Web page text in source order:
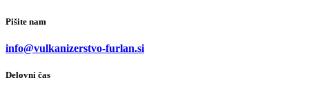
Pišite nam
info@vulkanizerstvo-furlan.si
Delovni čas